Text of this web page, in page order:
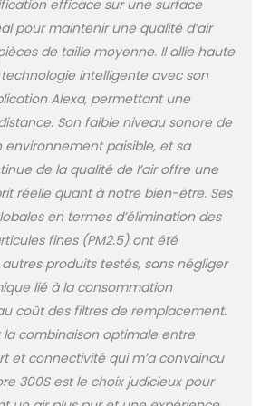
22dB et éteignez
automatiquement le
voyant lumineux -
offrez-vous un
environnement de
repos calme É𝒄𝒐𝒏𝒐𝒎𝒊𝒆
𝒅'É𝒏𝒆𝒓𝒈𝒊𝒆: En
fonctionnant 7/24 à la
vitesse de ventilateur la
plus élevée, LEVOIT
Core 300S ne
consomme que 23W
de puissance nominale,
une véritable aubaine
pour le budget familial
et une grande aide
pour l'environnement
100% 𝑺𝒂𝒏𝒔 𝑶𝒛𝒐𝒏𝒆 &
𝑻𝒓𝒂𝒏𝒒𝒖𝒊𝒍𝒍𝒊𝒕é 𝒅'𝑬𝒔𝒑𝒓𝒊𝒕:
Certifié ECARF, CE, RoHS,
Energy Star, CARB, ETL,
efficace sur une surface
pour maintenir une qualité d’air
de taille moyenne. Il allie haute
intelligente avec son
Alexa, permettant une
Son faible niveau sonore de
environnement paisible, et sa
de la qualité de l’air offre une
réelle quant à notre bien-être. Ses
en termes d’élimination des
fines (PM2.5) ont été
produits testés, sans négliger
lié à la consommation
coût des filtres de remplacement.
la combinaison optimale entre
et connectivité qui m’a convaincu
300S est le choix judicieux pour